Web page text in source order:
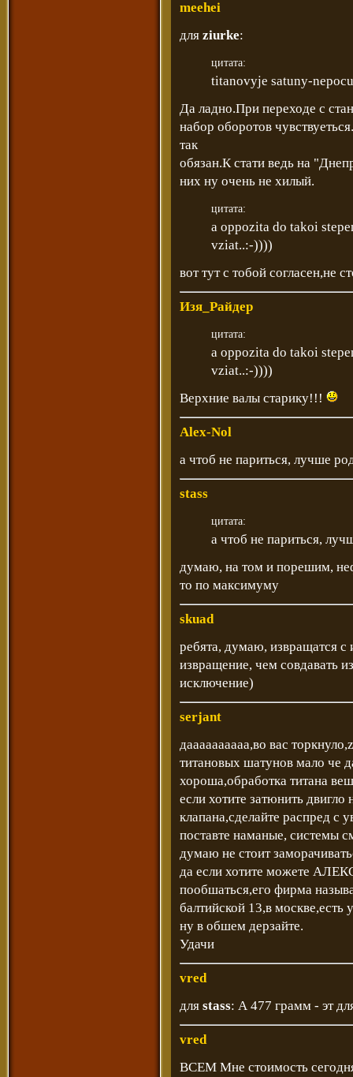
meehei
для ziurke:
цитата:
titanovyje satuny-
Да ладно.При переходе с
набор оборотов
так
обязан.К стати ведь на
них ну очень не хилый.
цитата:
a oppozita do takoi
vziat..:-))))
вот тут с тобой согласен,не
Изя_Райдер
цитата:
a oppozita do takoi
vziat..:-))))
Верхние валы старику!!!
Alex-Nol
а чтоб не париться, лучше
stass
цитата:
а чтоб не париться,
думаю, на том и порешим,
то по максимуму
skuad
ребята, думаю, извращатся
извращение, чем совдавать
исключение)
serjant
даааааааааа,во вас
титановых шатунов мало че
хороша,обработка титана
если хотите затюнить
клапана,сделайте распред с
поставте наманые, системы
думаю не стоит
да если хотите можете
пообшаться,его фирма
балтийской 13,в москве,есть
ну в обшем дерзайте.
Удачи
vred
для stass: А 477 грамм - эт
vred
ВСЕМ Мне стоимость